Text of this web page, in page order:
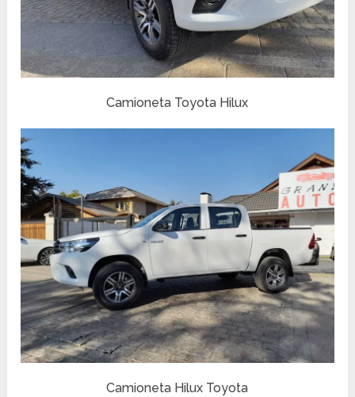
Camioneta Toyota Hilux
Camioneta Hilux Toyota